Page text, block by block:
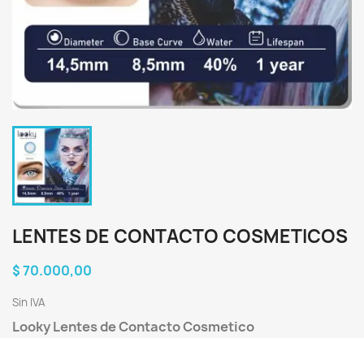
LENTES DE CONTACTO COSMETICOS
$ 70.000,00
Sin IVA
Looky Lentes de Contacto Cosmetico